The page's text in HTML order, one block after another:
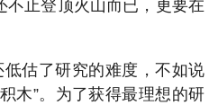
不止登顶火山而已，更要在
低估了研究的难度，不如说
木”。为了获得最理想的研